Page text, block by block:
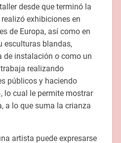
desde que terminó la
exhibiciones en
de Europa, así como en
esculturas blandas,
de instalación o como un
realizando
públicos y haciendo
lo cual le permite mostrar
a lo que suma la crianza
artista puede expresarse